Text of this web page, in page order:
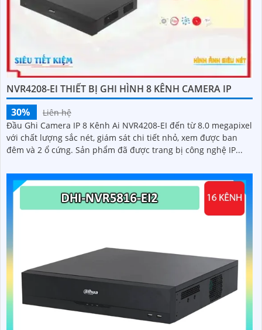
NVR4208-EI THIẾT BỊ GHI HÌNH 8 KÊNH CAMERA IP
30%
Liên hệ
Đầu Ghi Camera IP 8 Kênh Ai NVR4208-EI đến từ 8.0 megapixel
với chất lượng sắc nét, giám sát chi tiết nhỏ, xem được ban
đêm và 2 ổ cứng. Sản phẩm đã được trang bị công nghệ IP...